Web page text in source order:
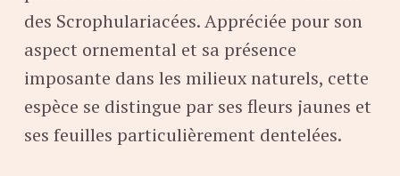
des Scrophulariacées. Appréciée pour son
aspect ornemental et sa présence
imposante dans les milieux naturels, cette
espèce se distingue par ses fleurs jaunes et
ses feuilles particulièrement dentelées.